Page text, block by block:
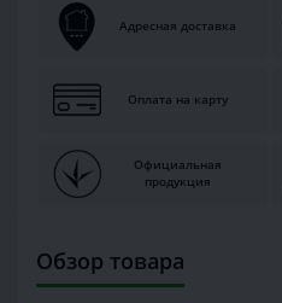
Адресная доставка
Оплата на карту
Официальная
продукция
Обзор товара